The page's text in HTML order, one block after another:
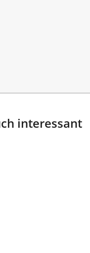
interessant